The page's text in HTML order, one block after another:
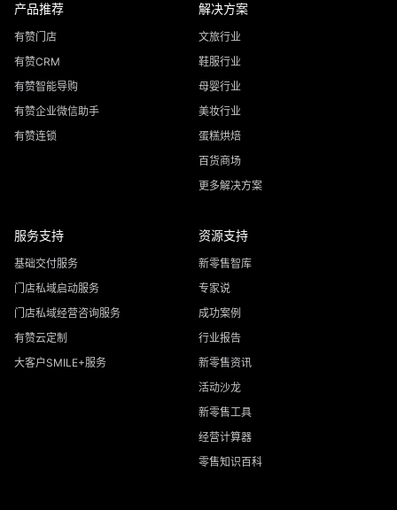
产品推荐
有赞门店
有赞CRM
有赞智能导购
有赞企业微信助手
有赞连锁
解决方案
文旅行业
鞋服行业
母婴行业
美妆行业
蛋糕烘焙
百货商场
更多解决方案
服务支持
基础交付服务
门店私域启动服务
门店私域经营咨询服务
有赞云定制
大客户SMILE+服务
资源支持
新零售智库
专家说
成功案例
行业报告
新零售资讯
活动沙龙
新零售工具
经营计算器
零售知识百科